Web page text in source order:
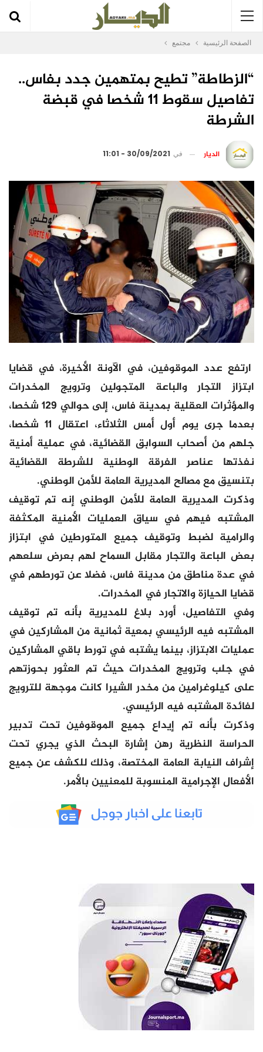
الصفحة الرئيسية مجتمع
“الزطاطة” تطيح بمتهمين جدد بفاس..
تفاصيل سقوط 11 شخصا في قبضة
الشرطة
الديار في 30/09/2021 - 11:01
ارتفع عدد الموقوفين، في الآونة الأخيرة، في قضايا
ابتزاز التجار والباعة المتجولين وترويج المخدرات
والمؤثرات العقلية بمدينة فاس، إلى حوالي 129 شخصا،
بعدما جرى يوم أول أمس الثلاثاء، اعتقال 11 شخصا،
جلهم من أصحاب السوابق القضائية، في عملية أمنية
نفذتها عناصر الفرقة الوطنية للشرطة القضائية
بتنسيق مع مصالح المديرية العامة للأمن الوطني.
وذكرت المديرية العامة للأمن الوطني إنه تم توقيف
المشتبه فيهم في سياق العمليات الأمنية المكثفة
والرامية لضبط وتوقيف جميع المتورطين في ابتزاز
بعض الباعة والتجار مقابل السماح لهم بعرض سلعهم
في عدة مناطق من مدينة فاس، فضلا عن تورطهم في
قضايا الحيازة والاتجار في المخدرات.
وفي التفاصيل، أورد بلاغ للمديرية بأنه تم توقيف
المشتبه فيه الرئيسي بمعية ثمانية من المشاركين في
عمليات الابتزاز، بينما يشتبه في تورط باقي المشاركين
في جلب وترويج المخدرات حيث تم العثور بحوزتهم
على كيلوغرامين من مخدر الشيرا كانت موجهة للترويج
لفائدة المشتبه فيه الرئيسي.
وذكرت بأنه تم إيداع جميع الموقوفين تحت تدبير
الحراسة النظرية رهن إشارة البحث الذي يجري تحت
إشراف النيابة العامة المختصة، وذلك للكشف عن جميع
الأفعال الإجرامية المنسوبة للمعنيين بالأمر.